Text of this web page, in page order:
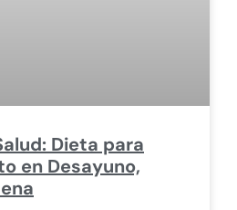
Dieta para
en Desayuno,